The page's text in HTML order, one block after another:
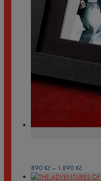
890 Kč – 1.890 KčRozpětí
cen: